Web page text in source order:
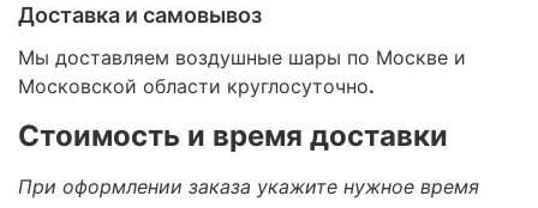
Доставка и самовывоз
Мы доставляем воздушные шары по Москве и
Московской области круглосуточно.
Стоимость и время доставки
При оформлении заказа укажите нужное время